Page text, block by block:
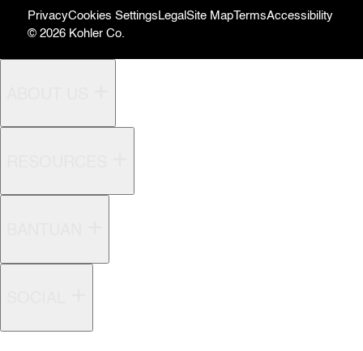
PrivacyCookies Settings Legal Site MapTermsAccessibility
© 2026 Kohler Co.